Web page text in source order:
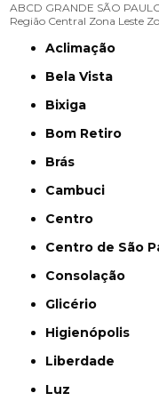
ABCD GRANDE SÃO
Região Central Zona Leste
Aclimação
Bela Vista
Bixiga
Bom Retiro
Brás
Cambuci
Centro
Centro de São
Consolação
Glicério
Higienópolis
Liberdade
Luz